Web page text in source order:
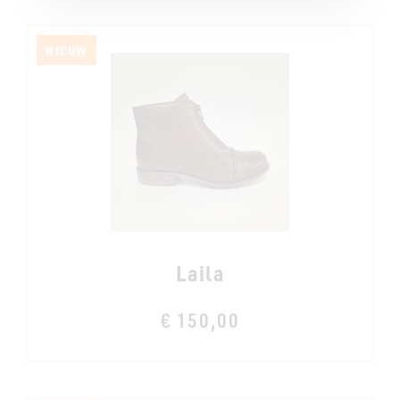
NIEUW
Laila
€ 150,00